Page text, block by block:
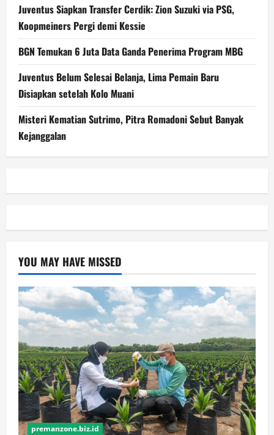
Juventus Siapkan Transfer Cerdik: Zion Suzuki via PSG,
Koopmeiners Pergi demi Kessie
BGN Temukan 6 Juta Data Ganda Penerima Program MBG
Juventus Belum Selesai Belanja, Lima Pemain Baru
Disiapkan setelah Kolo Muani
Misteri Kematian Sutrimo, Pitra Romadoni Sebut Banyak
Kejanggalan
YOU MAY HAVE MISSED
premanzone.biz.id